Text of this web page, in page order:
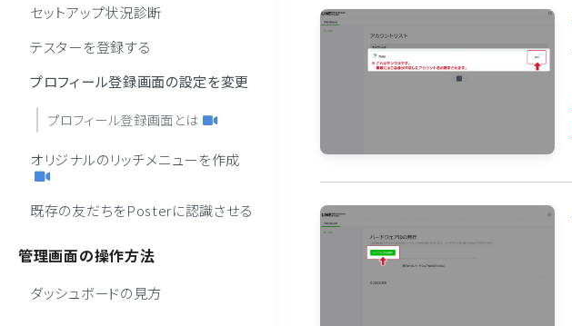
セットアップ状況診断
テスターを登録する
プロフィール登録画面の設定を変更
プロフィール登録画面とは
オリジナルのリッチメニューを作成
既存の友だちをPosterに認識させる
管理画面の操作方法
ダッシュボードの見方